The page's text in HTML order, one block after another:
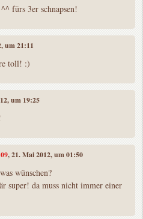
fürs 3er schnapsen!
um 21:11
toll! :)
um 19:25
, 21. Mai 2012, um 01:50
wünschen?
super! da muss nicht immer einer